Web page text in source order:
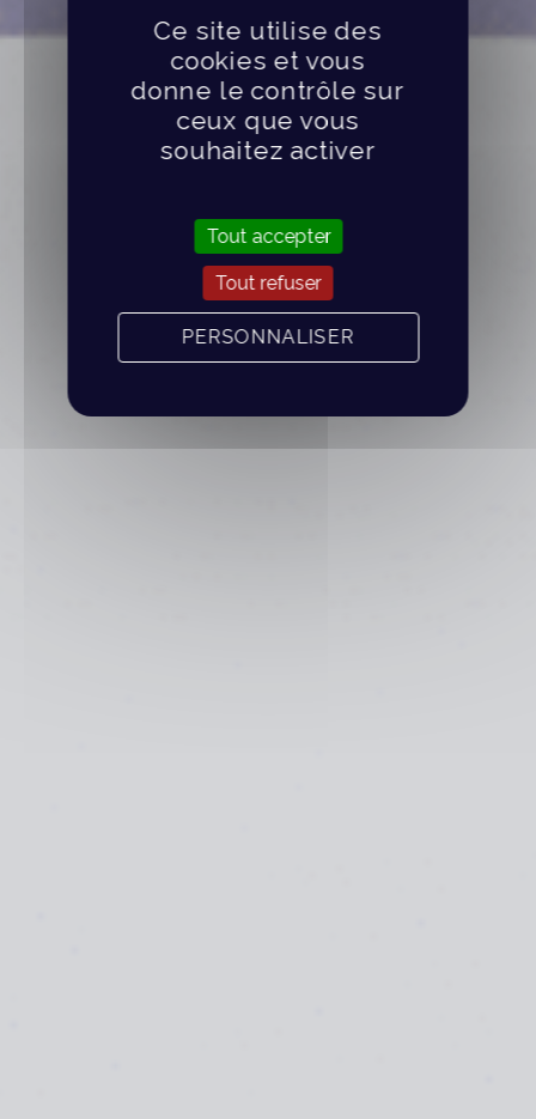
Ce site utilise des
cookies et vous
donne le contrôle sur
ceux que vous
souhaitez activer
Tout accepter
Tout refuser
PERSONNALISER